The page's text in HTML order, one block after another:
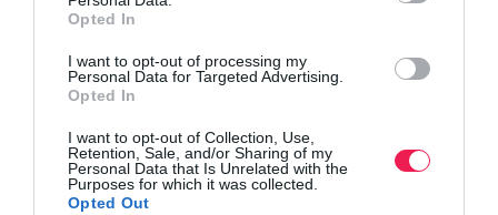
Opted In
I want to opt-out of processing my
Personal Data for Targeted Advertising.
Opted In
I want to opt-out of Collection, Use,
Retention, Sale, and/or Sharing of my
Personal Data that Is Unrelated with the
Purposes for which it was collected.
Opted Out